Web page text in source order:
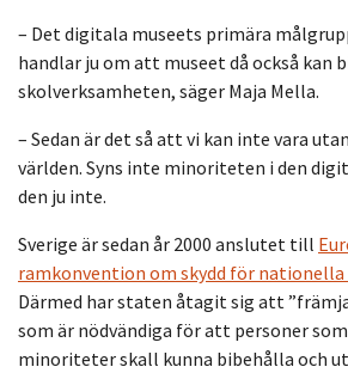
– Det digitala museets primära
handlar ju om att museet då också kan
skolverksamheten, säger Maja Mella.
– Sedan är det så att vi kan inte vara
världen. Syns inte minoriteten i den
den ju inte.
Sverige är sedan år 2000 anslutet till
ramkonvention om skydd för
Därmed har staten åtagit sig att
som är nödvändiga för att personer
minoriteter skall kunna bibehålla och